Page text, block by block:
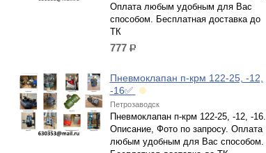
Оплата любым удобным для Вас
способом. Бесплатная доставка до
ТК
777 р.
Пневмоклапан п-крм 122-25, -12,
-16✅
Петрозаводск
Пневмоклапан п-крм 122-25, -12, -16.
Описание, Фото по запросу. Оплата
любым удобным для Вас способом.